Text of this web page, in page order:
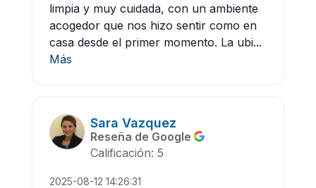
limpia y muy cuidada, con un ambiente
acogedor que nos hizo sentir como en
casa desde el primer momento. La ubi...
Más
Sara Vazquez
Reseña de Google
Calificación: 5
2025-08-12 14:26:31